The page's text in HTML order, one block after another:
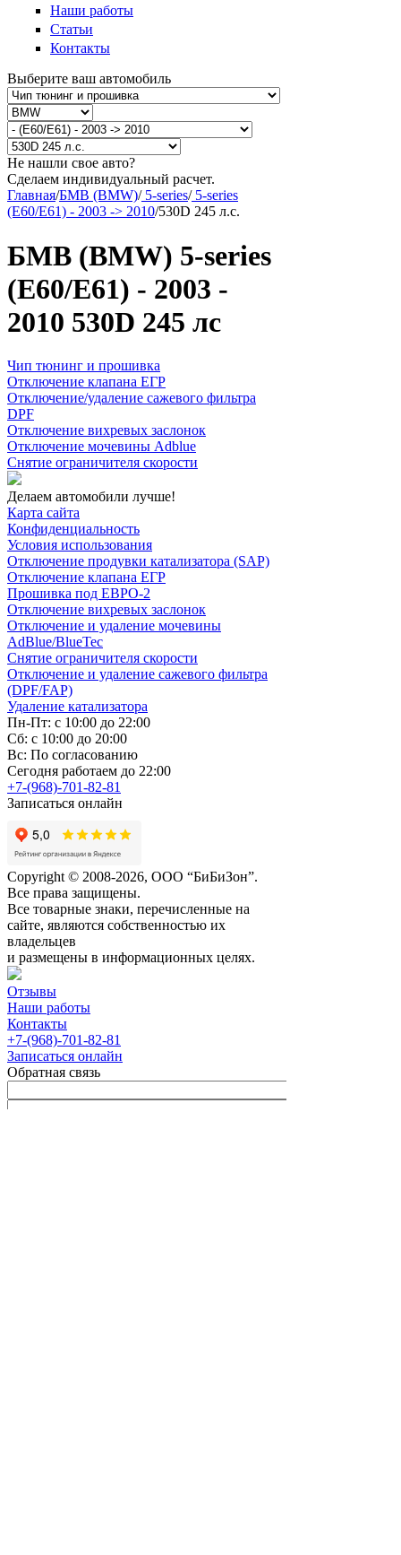
Наши работы
Статьи
Контакты
Выберите ваш автомобиль
Не нашли свое авто?
Сделаем индивидуальный расчет.
Главная/БМВ (BMW)/5-series/5-series
(E60/E61) - 2003 -> 2010/530D 245 л.с.
БМВ (BMW) 5-series
(E60/E61) - 2003 -
2010 530D 245 лс
Чип тюнинг и прошивка
Отключение клапана ЕГР
Отключение/удаление сажевого фильтра
DPF
Отключение вихревых заслонок
Отключение мочевины Adblue
Снятие ограничителя скорости
Делаем автомобили лучше!
Карта сайта
Конфиденциальность
Условия использования
Отключение продувки катализатора (SAP)
Отключение клапана ЕГР
Прошивка под ЕВРО-2
Отключение вихревых заслонок
Отключение и удаление мочевины
AdBlue/BlueTec
Снятие ограничителя скорости
Отключение и удаление сажевого фильтра
(DPF/FAP)
Удаление катализатора
Пн-Пт: с 10:00 до 22:00
Сб: с 10:00 до 20:00
Вс: По согласованию
Сегодня работаем до 22:00
+7-(968)-701-82-81
Записаться онлайн
Copyright © 2008-2026, ООО “БиБиЗон”.
Все права защищены.
Все товарные знаки, перечисленные на
сайте, являются собственностью их
владельцев
и размещены в информационных целях.
Отзывы
Наши работы
Контакты
+7-(968)-701-82-81
Записаться онлайн
Обратная связь